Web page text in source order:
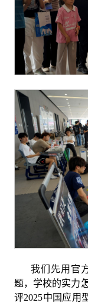
我们先用官
题，学校的实力
评2025中国应用